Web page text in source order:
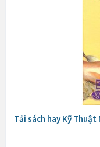
Tải sách hay Kỹ Thuật